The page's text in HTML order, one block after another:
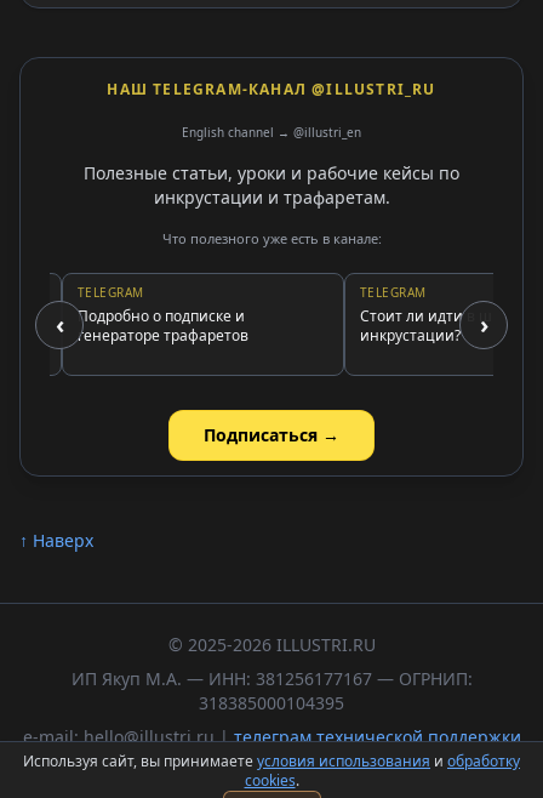
НАШ TELEGRAM-КАНАЛ @ILLUSTRI_RU
English channel → @illustri_en
Полезные статьи, уроки и рабочие кейсы по
инкрустации и трафаретам.
Что полезного уже есть в канале:
‹
TELEGRAM
Подробно о подписке и
генераторе трафаретов
TELEGRAM
Стоит ли идти в школу
инкрустации?
›
Подписаться →
↑ Наверх
© 2025-2026 ILLUSTRI.RU
ИП Якуп М.А. — ИНН: 381256177167 — ОГРНИП:
318385000104395
e-mail: hello@illustri.ru |телеграм технической поддержки
Политика обработки персональных данных
Используя сайт, вы принимаетеусловия использования и обработку
cookies.